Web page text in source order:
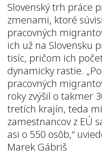
Slovenský trh práce
zmenami, ktoré
pracovných
ich už na Slovensku
tisíc, pričom ich
dynamicky rastie.
pracovných
roky zvýšil o takmer
tretích krajín, teda
zamestnancov z EÚ
asi o 550 osôb,“
Marek Gábriš